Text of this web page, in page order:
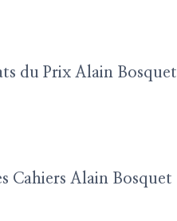
du Prix Alain Bosquet
Cahiers Alain Bosquet